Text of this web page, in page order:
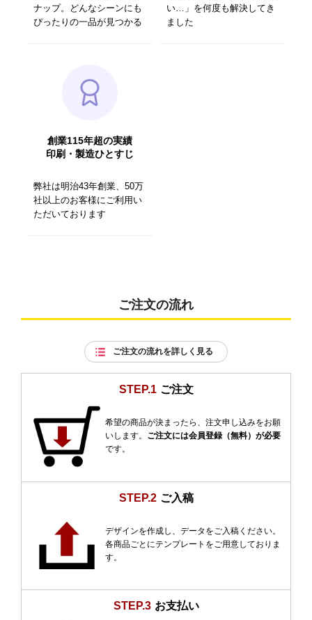
ナップ。どんなシーンにも
ぴったりの一品が見つかる
い…」を何度も解決してき
ました
創業115年超の実績
印刷・製造ひとすじ
弊社は明治43年創業、50万
社以上のお客様にご利用い
ただいております
ご注文の流れ
ご注文の流れを詳しく見る
STEP.1 ご注文
希望の商品が決まったら、注文申し込みをお願
いします。 ご注文には会員登録（無料）が必要
です。
STEP.2 ご入稿
デザインを作成し、データをご入稿ください。
各商品ごとにテンプレートをご用意しておりま
す。
STEP.3 お支払い